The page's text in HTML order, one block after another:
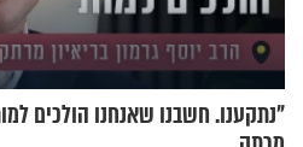
"נתקענו. חשבנו שאנחנו הולכים